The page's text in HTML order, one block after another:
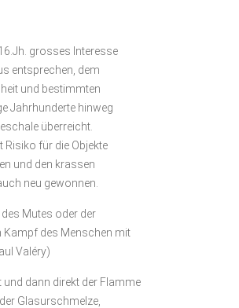
grosses Interesse
entsprechen, dem
und bestimmten
Jahrhunderte hinweg
überreicht.
für die Objekte
und den krassen
neu gewonnen.
Mutes oder der
Kampf des Menschen mit
Valéry)
dann direkt der Flamme
Glasurschmelze,